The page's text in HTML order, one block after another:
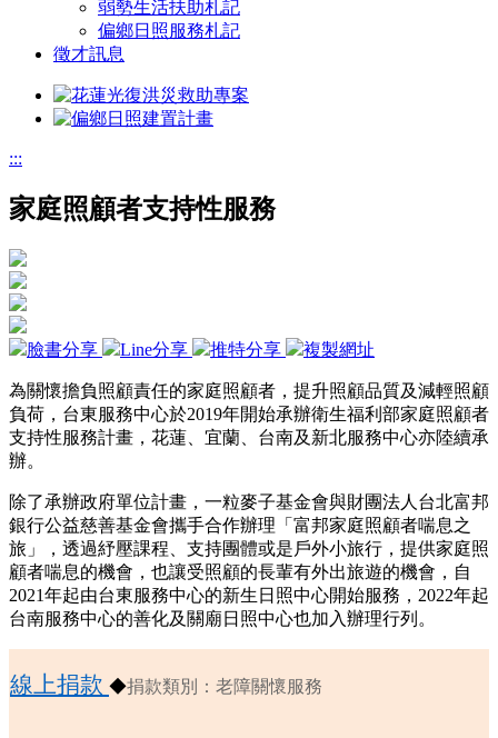
弱勢生活扶助札記
偏鄉日照服務札記
徵才訊息
:::
家庭照顧者支持性服務
臉書分享 Line分享 推特分享 複製網址
為關懷擔負照顧責任的家庭照顧者 ，提升照顧品質及減輕照顧
負荷， 台東服務中心於2019年開始承辦衛生福利部家庭照顧者
支持性服務計畫，花蓮、宜蘭、台南及新北服務中心亦陸續承
辦。
除了承辦政府單位計畫， 一粒麥子基金會與財團法人台北富邦
銀行公益慈善基金會攜手合作辦理「富邦家庭照顧者喘息之
旅」，透過紓壓課程、支持團體或是戶外小旅行，提供家庭照
顧者喘息的機會，也讓受照顧的長輩有外出旅遊的機會，自
2021年起由台東服務中心的新生日照中心開始服務， 2022年起
台南服務中心的善化及關廟日照中心也加入辦理行列。
線上捐款 ◆捐款類別：老障關懷服務